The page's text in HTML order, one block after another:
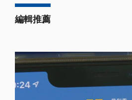
編輯推薦